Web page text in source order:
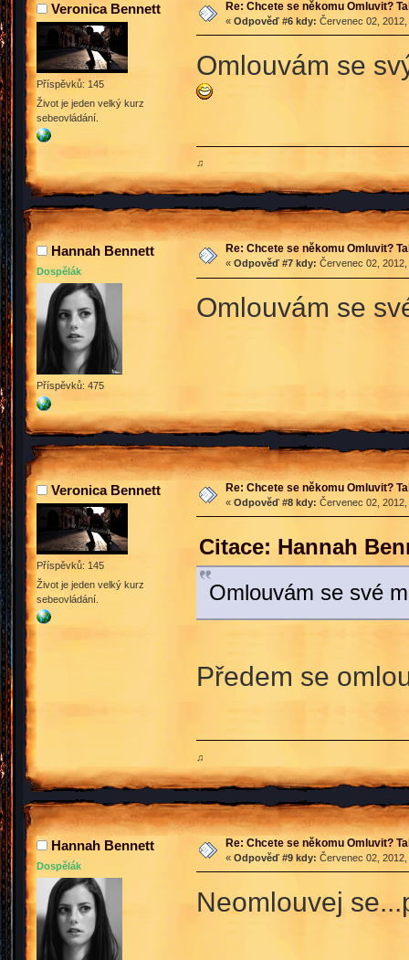
Veronica Bennett
Příspěvků: 145
Život je jeden velký kurz
sebeovládání.
Re: Chcete se někomu Omluvit?
« Odpověď #6 kdy: Červenec 02,
Omlouvám se
♫
Hannah Bennett
Dospělák
Příspěvků: 475
Re: Chcete se někomu Omluvit?
« Odpověď #7 kdy: Červenec 02,
Omlouvám se
Veronica Bennett
Příspěvků: 145
Život je jeden velký kurz
sebeovládání.
Re: Chcete se někomu Omluvit?
« Odpověď #8 kdy: Červenec 02,
Citace: Hannah
Omlouvám se své
Předem se
♫
Hannah Bennett
Dospělák
Re: Chcete se někomu Omluvit?
« Odpověď #9 kdy: Červenec 02,
Neomlouvej